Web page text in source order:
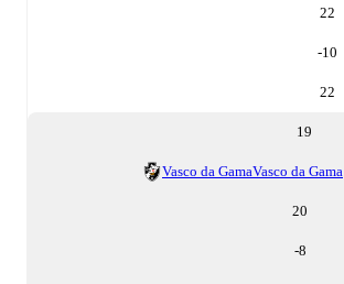
22
-10
22
19
Vasco da GamaVasco da Gama
20
-8